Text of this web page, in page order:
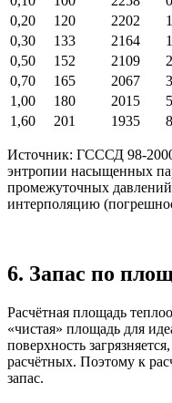
0,20
120 2202
0,30
133 2164
0,50
152 2109
0,70
165 2067
1,00
180 2015
1,60
201 1935
Источник: ГСССД 98-
энтропии насыщенных
промежуточных
интерполяцию
6. Запас по
Расчётная площадь
«чистая» площадь для
поверхность
расчётных. Поэтому к
запас.